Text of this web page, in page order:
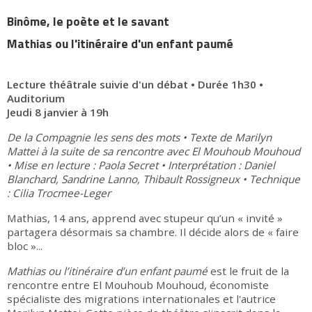
Binôme, le poète et le savant
Mathias ou l'itinéraire d'un enfant paumé
Lecture théâtrale suivie d'un débat • Durée 1h30 •
Auditorium
Jeudi 8 janvier à 19h
De la Compagnie les sens des mots • Texte de Marilyn
Mattei à la suite de sa rencontre avec El Mouhoub Mouhoud
• Mise en lecture : Paola Secret • Interprétation : Daniel
Blanchard, Sandrine Lanno, Thibault Rossigneux • Technique
: Cilia Trocmee-Leger
Mathias, 14 ans, apprend avec stupeur qu’un « invité »
partagera désormais sa chambre. Il décide alors de « faire
bloc »...
Mathias ou l’itinéraire d’un enfant paumé est le fruit de la
rencontre entre El Mouhoub Mouhoud, économiste
spécialiste des migrations internationales et l'autrice